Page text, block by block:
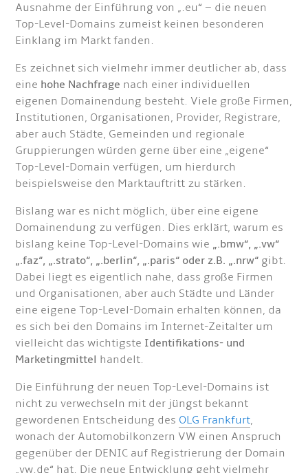
Ausnahme der Einführung von „.eu“ – die neuen
Top-Level-Domains zumeist keinen besonderen
Einklang im Markt fanden.
Es zeichnet sich vielmehr immer deutlicher ab, dass
eine hohe Nachfrage nach einer individuellen
eigenen Domainendung besteht. Viele große Firmen,
Institutionen, Organisationen, Provider, Registrare,
aber auch Städte, Gemeinden und regionale
Gruppierungen würden gerne über eine „eigene“
Top-Level-Domain verfügen, um hierdurch
beispielsweise den Marktauftritt zu stärken.
Bislang war es nicht möglich, über eine eigene
Domainendung zu verfügen. Dies erklärt, warum es
bislang keine Top-Level-Domains wie „.bmw“, „.vw“
„.faz“, „.strato“, „.berlin“, „.paris“ oder z.B. „.nrw“ gibt.
Dabei liegt es eigentlich nahe, dass große Firmen
und Organisationen, aber auch Städte und Länder
eine eigene Top-Level-Domain erhalten können, da
es sich bei den Domains im Internet-Zeitalter um
vielleicht das wichtigste Identifikations- und
Marketingmittel handelt.
Die Einführung der neuen Top-Level-Domains ist
nicht zu verwechseln mit der jüngst bekannt
gewordenen Entscheidung des OLG Frankfurt,
wonach der Automobilkonzern VW einen Anspruch
gegenüber der DENIC auf Registrierung der Domain
„vw.de“ hat. Die neue Entwicklung geht vielmehr